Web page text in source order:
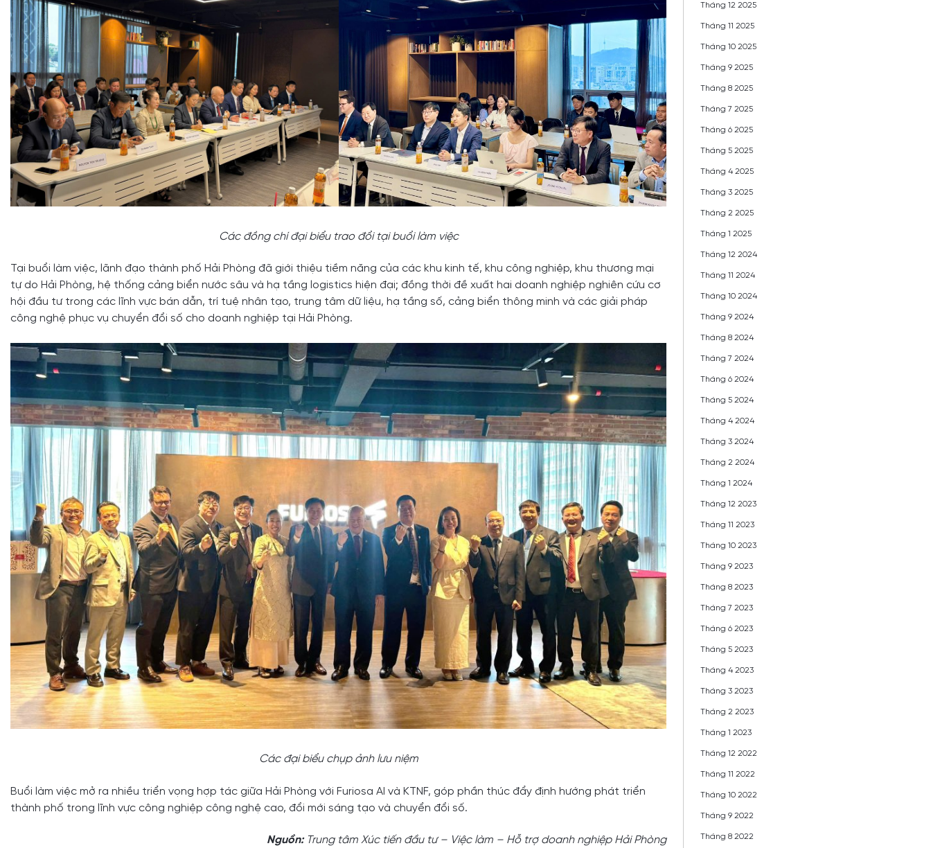
Các đồng chí đại biểu trao đổi tại buổi làm việc
Tại buổi làm việc, lãnh đạo thành phố Hải Phòng đã giới thiệu tiềm năng của các khu kinh tế, khu công nghiệp, khu thương mại
tự do Hải Phòng, hệ thống cảng biển nước sâu và hạ tầng logistics hiện đại; đồng thời đề xuất hai doanh nghiệp nghiên cứu cơ
hội đầu tư trong các lĩnh vực bán dẫn, trí tuệ nhân tạo, trung tâm dữ liệu, hạ tầng số, cảng biển thông minh và các giải pháp
công nghệ phục vụ chuyển đổi số cho doanh nghiệp tại Hải Phòng.
Các đại biểu chụp ảnh lưu niệm
Buổi làm việc mở ra nhiều triển vọng hợp tác giữa Hải Phòng với Furiosa AI và KTNF, góp phần thúc đẩy định hướng phát triển
thành phố trong lĩnh vực công nghiệp công nghệ cao, đổi mới sáng tạo và chuyển đổi số.
Nguồn:Trung tâm Xúc tiến đầu tư – Việc làm – Hỗ trợ doanh nghiệp Hải Phòng
Tháng 12 2025
Tháng 11 2025
Tháng 10 2025
Tháng 9 2025
Tháng 8 2025
Tháng 7 2025
Tháng 6 2025
Tháng 5 2025
Tháng 4 2025
Tháng 3 2025
Tháng 2 2025
Tháng 1 2025
Tháng 12 2024
Tháng 11 2024
Tháng 10 2024
Tháng 9 2024
Tháng 8 2024
Tháng 7 2024
Tháng 6 2024
Tháng 5 2024
Tháng 4 2024
Tháng 3 2024
Tháng 2 2024
Tháng 1 2024
Tháng 12 2023
Tháng 11 2023
Tháng 10 2023
Tháng 9 2023
Tháng 8 2023
Tháng 7 2023
Tháng 6 2023
Tháng 5 2023
Tháng 4 2023
Tháng 3 2023
Tháng 2 2023
Tháng 1 2023
Tháng 12 2022
Tháng 11 2022
Tháng 10 2022
Tháng 9 2022
Tháng 8 2022